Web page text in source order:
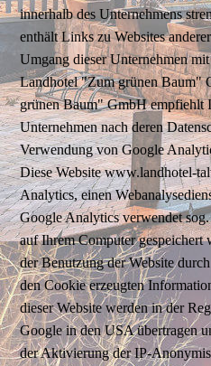
innerhalb des Unternehmens
enthält Links zu Websites
Umgang dieser Unternehmen
Landhotel "Zum grünen Baum"
grünen Baum" GmbH empfiehlt
Unternehmen nach deren
Verwendung von Google
Diese Website www.landhotel-
Analytics, einen
Google Analytics verwendet
auf Ihrem Computer gespeichert
der Benutzung der Website
den Cookie erzeugten
dieser Website werden in der
Google in den USA übertragen
der Aktivierung der IP-